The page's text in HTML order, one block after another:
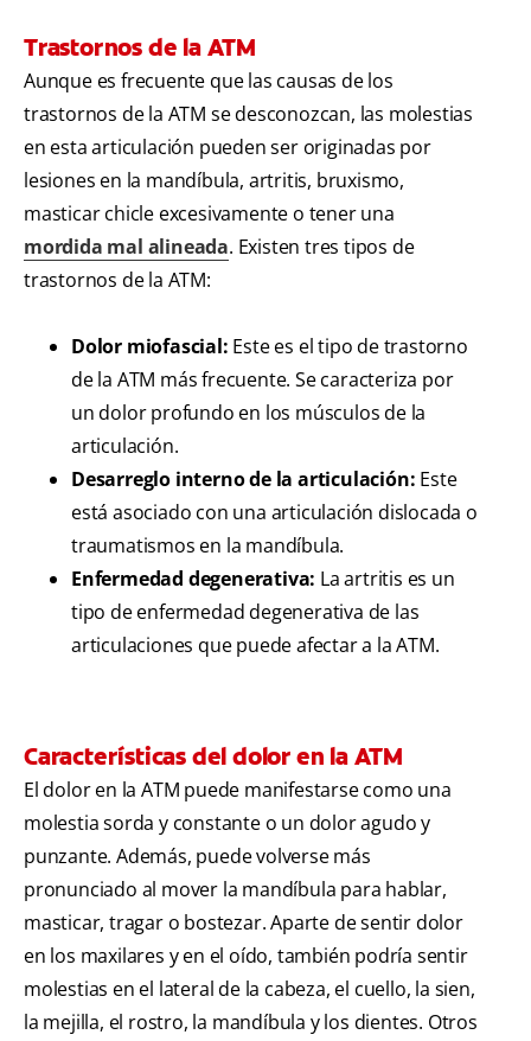
Trastornos de la ATM
Aunque es frecuente que las causas de los
trastornos de la ATM se desconozcan, las molestias
en esta articulación pueden ser originadas por
lesiones en la mandíbula, artritis, bruxismo,
masticar chicle excesivamente o tener una
mordida mal alineada. Existen tres tipos de
trastornos de la ATM:
Dolor miofascial: Este es el tipo de trastorno
de la ATM más frecuente. Se caracteriza por
un dolor profundo en los músculos de la
articulación.
Desarreglo interno de la articulación: Este
está asociado con una articulación dislocada o
traumatismos en la mandíbula.
Enfermedad degenerativa: La artritis es un
tipo de enfermedad degenerativa de las
articulaciones que puede afectar a la ATM.
Características del dolor en la ATM
El dolor en la ATM puede manifestarse como una
molestia sorda y constante o un dolor agudo y
punzante. Además, puede volverse más
pronunciado al mover la mandíbula para hablar,
masticar, tragar o bostezar. Aparte de sentir dolor
en los maxilares y en el oído, también podría sentir
molestias en el lateral de la cabeza, el cuello, la sien,
la mejilla, el rostro, la mandíbula y los dientes. Otros